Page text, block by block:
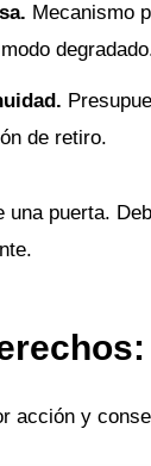
Mecanismo
de retiro.
una puerta.
acción y